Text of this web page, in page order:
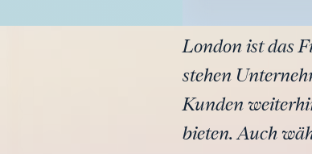
London ist das
stehen
Kunden
bieten. Auch